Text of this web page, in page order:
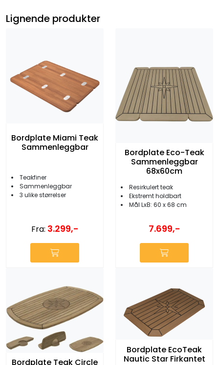
Lignende produkter
Bordplate Miami Teak
Sammenleggbar
Teakfiner
Sammenleggbar
3 ulike størrelser
Fra: 3.299,-
Bordplate Eco-Teak
Sammenleggbar
68x60cm
Resirkulert teak
Ekstremt holdbart
Mål LxB: 60 x 68 cm
7.699,-
Bordplate Teak Circle
Bordplate EcoTeak
Nautic Star Firkantet